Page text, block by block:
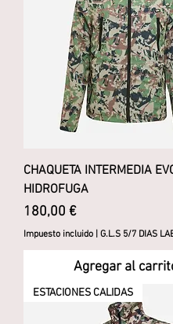
CHAQUETA INTERMEDIA
HIDROFUGA
Precio
180,00 €
Impuesto incluido G.L.S 5/7 DIAS
Agregar al
ESTACIONES CALIDAS